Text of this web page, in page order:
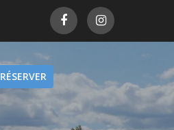
RÉSERVER